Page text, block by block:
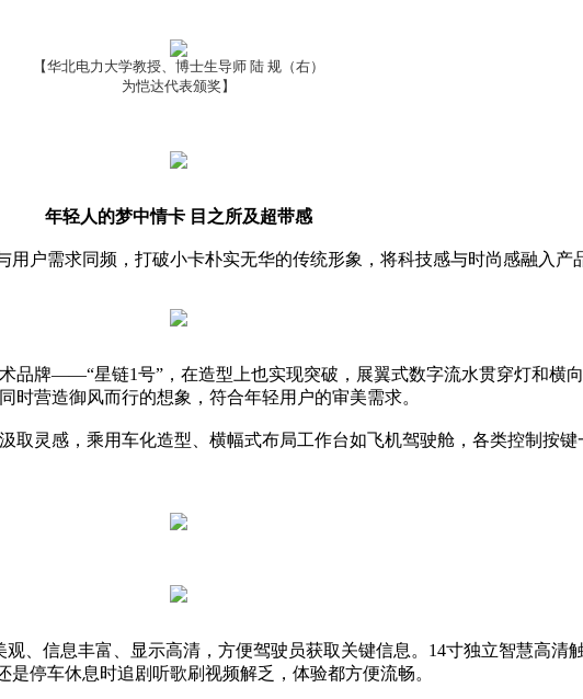
【华北电力大学教授、博士生导师 陆 规（右）
为恺达代表颁奖】
年轻人的梦中情卡 目之所及超带感
户需求同频，打破小卡朴实无华的传统形象，将科技感与时尚感融入产
品牌——“星链1号”，在造型上也实现突破，展翼式数字流水贯穿灯和横
营造御风而行的想象，符合年轻用户的审美需求。
灵感，乘用车化造型、横幅式布局工作台如飞机驾驶舱，各类控制按
、信息丰富、显示高清，方便驾驶员获取关键信息。14寸独立智慧高清
停车休息时追剧听歌刷视频解乏，体验都方便流畅。